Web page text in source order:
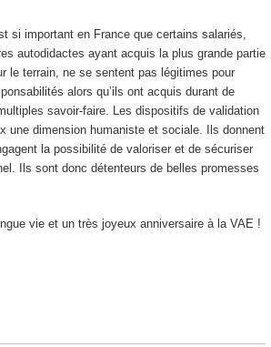
si important en France que certains salariés,
autodidactes ayant acquis la plus grande partie
le terrain, ne se sentent pas légitimes pour
alors qu’ils ont acquis durant de
savoir-faire. Les dispositifs de validation
une dimension humaniste et sociale. Ils donnent
la possibilité de valoriser et de sécuriser
Ils sont donc détenteurs de belles promesses
vie et un très joyeux anniversaire à la VAE !